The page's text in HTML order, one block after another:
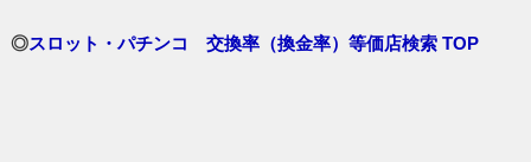
◎スロット・パチンコ 交換率（換金率）等価店検索 TOP